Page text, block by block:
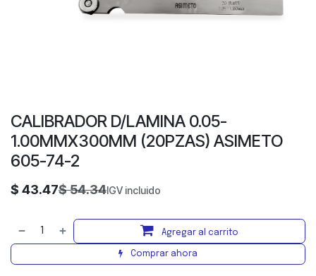
CALIBRADOR D/LAMINA 0.05-
1.00MMX300MM (20PZAS) ASIMETO
605-74-2
$ 43.47$54.34IGV incluido
Agregar al carrito
Comprar ahora